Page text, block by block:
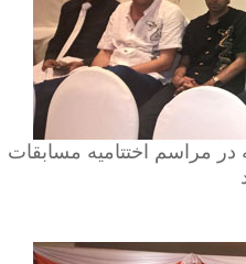
در مراسم اختتامیه مسابقات